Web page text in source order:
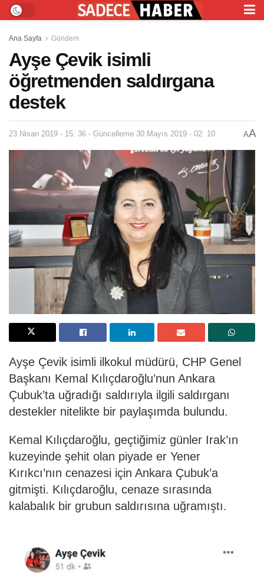
Ana Sayfa Gündem
Ayşe Çevik isimli
öğretmenden saldırgana
destek
23 Nisan 2019 - 15: 36 - Güncelleme 30 Mayıs 2019 - 02: 10 AA
Ayşe Çevik isimli ilkokul müdürü, CHP Genel
Başkanı Kemal Kılıçdaroğlu’nun Ankara
Çubuk’ta uğradığı saldırıyla ilgili saldırganı
destekler nitelikte bir paylaşımda bulundu.
Kemal Kılıçdaroğlu, geçtiğimiz günler Irak’ın
kuzeyinde şehit olan piyade er Yener
Kırıkcı’nın cenazesi için Ankara Çubuk’a
gitmişti. Kılıçdaroğlu, cenaze sırasında
kalabalık bir grubun saldırısına uğramıştı.